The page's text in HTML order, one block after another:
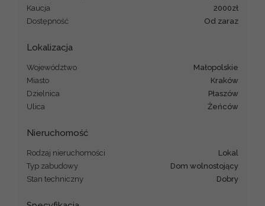
Kaucja
2000zł
Dostępność
od zaraz
Lokalizacja
Województwo
małopolskie
Miasto
Kraków
Dzielnica
Płaszów
Ulica
Żeńców
Nieruchomość
Rodzaj nieruchomości
lokal
Typ zabudowy
dom wolnostojący
Stan techniczny
Dobry